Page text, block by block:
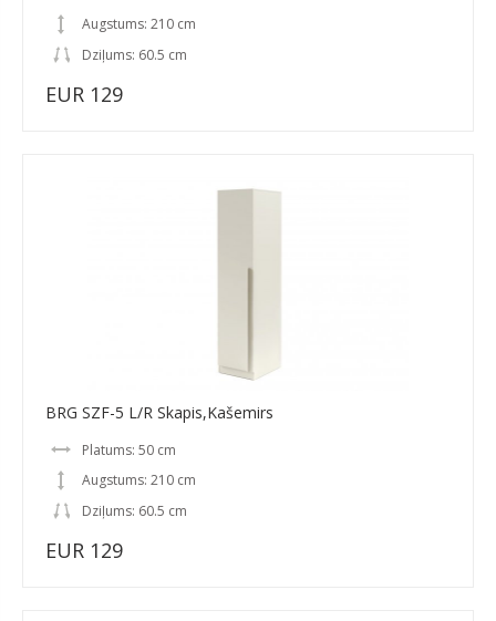
Augstums: 210 cm
Dziļums: 60.5 cm
EUR 129
BRG SZF-5 L/R Skapis,Kašemirs
Platums: 50 cm
Augstums: 210 cm
Dziļums: 60.5 cm
EUR 129